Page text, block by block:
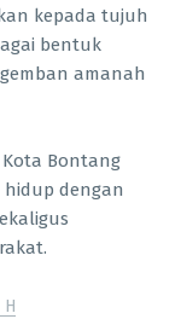
kepada tujuh
bentuk
amanah
Kota Bontang
dengan